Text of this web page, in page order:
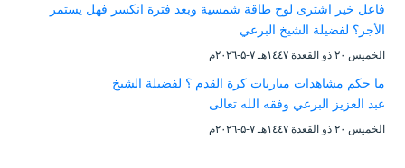
فاعل خير اشترى لوح طاقة شمسية وبعد فترة انكسر فهل يستمر
الأجر؟ لفضيلة الشيخ البرعي
الخميس ۲۰ ذو القعدة ۱٤٤۷هـ ۷-۵-۲۰۲٦م
ما حكم مشاهدات مباريات كرة القدم ؟ لفضيلة الشيخ
عبد العزيز البرعي وفقه الله تعالى
الخميس ۲۰ ذو القعدة ۱٤٤۷هـ ۷-۵-۲۰۲٦م